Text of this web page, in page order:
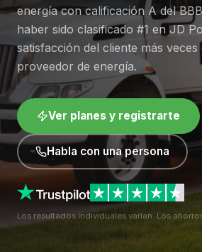
energía con calificación A del
haber sido clasificado #1 en JD
satisfacción del cliente más
proveedor de energía.
Ver planes y registrarte
Habla con una persona
Los resultados individuales varían. Los